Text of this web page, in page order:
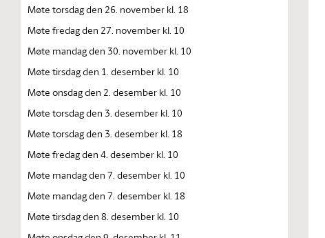
Møte torsdag den 26. november kl. 18
Møte fredag den 27. november kl. 10
Møte mandag den 30. november kl. 10
Møte tirsdag den 1. desember kl. 10
Møte onsdag den 2. desember kl. 10
Møte torsdag den 3. desember kl. 10
Møte torsdag den 3. desember kl. 18
Møte fredag den 4. desember kl. 10
Møte mandag den 7. desember kl. 10
Møte mandag den 7. desember kl. 18
Møte tirsdag den 8. desember kl. 10